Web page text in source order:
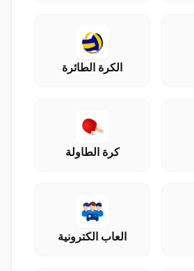
الكرة الطائرة
كرة الطاولة
العاب الكترونية